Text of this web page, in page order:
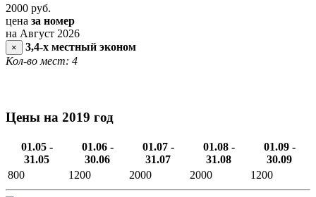
2000 руб.
цена за номер
на Август 2026
×
3,4-х местный эконом
Кол-во мест: 4
Цены на 2019 год
01.05 -
31.05
01.06 -
30.06
01.07 -
31.07
01.08 -
31.08
01.09 -
30.09
800
1200 2000 2000 1200